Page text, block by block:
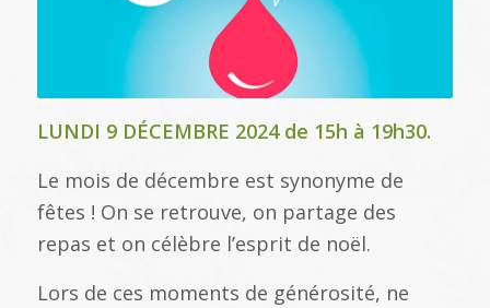
LUNDI 9 DÉCEMBRE 2024 de 15h à 19h30.
Le mois de décembre est synonyme de
fêtes ! On se retrouve, on partage des
repas et on célèbre l’esprit de noël.
Lors de ces moments de générosité, ne